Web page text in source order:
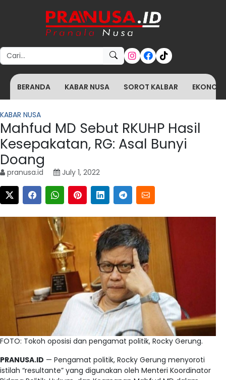
Search for:
BERANDA KABAR NUSA SOROT KALBAR
KABAR NUSA
Mahfud MD Sebut RKUHP Hasil
Kesepakatan, RG: Asal Bunyi
Doang
pranusa.id July 1, 2022
FOTO: Tokoh oposisi dan pengamat politik, Rocky Gerung.
PRANUSA.ID — Pengamat politik, Rocky Gerung menyoroti
istilah “resultante” yang digunakan oleh Menteri Koordinator